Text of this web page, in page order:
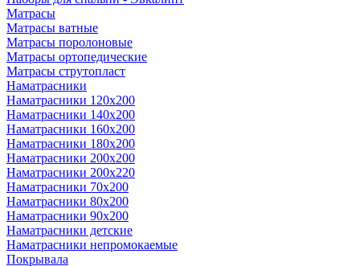
Матрасы
Матрасы ватные
Матрасы поролоновые
Матрасы ортопедические
Матрасы струтопласт
Наматрасники
Наматрасники 120х200
Наматрасники 140х200
Наматрасники 160х200
Наматрасники 180х200
Наматрасники 200х200
Наматрасники 200х220
Наматрасники 70х200
Наматрасники 80х200
Наматрасники 90х200
Наматрасники детские
Наматрасники непромокаемые
Покрывала